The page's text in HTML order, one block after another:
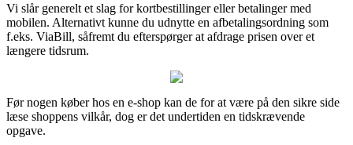
Vi slår generelt et slag for kortbestillinger eller betalinger med
mobilen. Alternativt kunne du udnytte en afbetalingsordning som
f.eks. ViaBill, såfremt du efterspørger at afdrage prisen over et
længere tidsrum.
Før nogen køber hos en e-shop kan de for at være på den sikre side
læse shoppens vilkår, dog er det undertiden en tidskrævende
opgave.